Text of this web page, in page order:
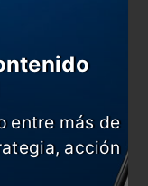
entre más de
acción